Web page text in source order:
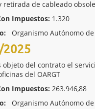
retirada de cableado
Impuestos: 1.320
Organismo Autónomo
2025
objeto del contrato el
del OARGT
Impuestos: 263.946,88
Organismo Autónomo